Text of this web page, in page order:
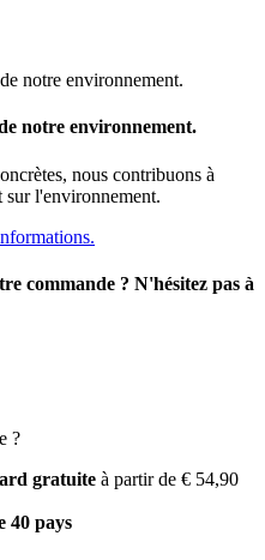
notre environnement.
nous contribuons à
sur l'environnement.
commande ? N'hésitez pas à
?
gratuite à partir de € 54,90
40 pays